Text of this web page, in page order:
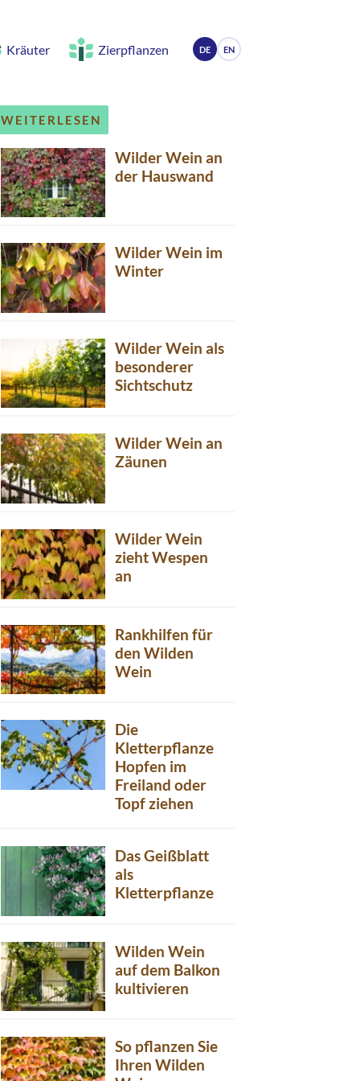
Kräuter Zierpflanzen DE EN
WEITERLESEN
Wilder Wein an
der Hauswand
Wilder Wein im
Winter
Wilder Wein als
besonderer
Sichtschutz
Wilder Wein an
Zäunen
Wilder Wein
zieht Wespen
an
Rankhilfen für
den Wilden
Wein
Die
Kletterpflanze
Hopfen im
Freiland oder
Topf ziehen
Das Geißblatt
als
Kletterpflanze
Wilden Wein
auf dem Balkon
kultivieren
So pflanzen Sie
Ihren Wilden